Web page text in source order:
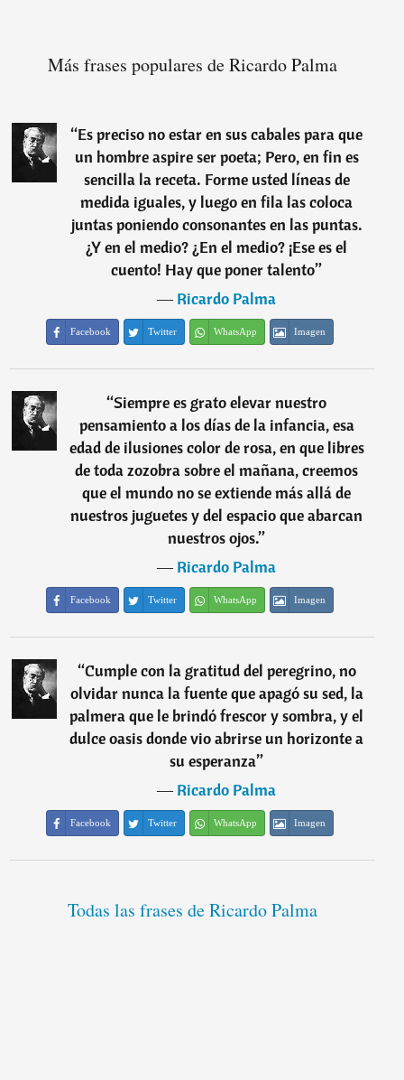
Más frases populares de Ricardo Palma
“Es preciso no estar en sus cabales para que
un hombre aspire ser poeta; Pero, en fin es
sencilla la receta. Forme usted líneas de
medida iguales, y luego en fila las coloca
juntas poniendo consonantes en las puntas.
¿Y en el medio? ¿En el medio? ¡Ese es el
cuento! Hay que poner talento”
―Ricardo Palma
Facebook Twitter WhatsApp Imagen
“Siempre es grato elevar nuestro
pensamiento a los días de la infancia, esa
edad de ilusiones color de rosa, en que libres
de toda zozobra sobre el mañana, creemos
que el mundo no se extiende más allá de
nuestros juguetes y del espacio que abarcan
nuestros ojos.”
―Ricardo Palma
Facebook Twitter WhatsApp Imagen
“Cumple con la gratitud del peregrino, no
olvidar nunca la fuente que apagó su sed, la
palmera que le brindó frescor y sombra, y el
dulce oasis donde vio abrirse un horizonte a
su esperanza”
―Ricardo Palma
Facebook Twitter WhatsApp Imagen
Todas las frases de Ricardo Palma